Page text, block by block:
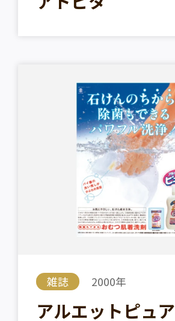
雑誌 2000年
アルエットピュア